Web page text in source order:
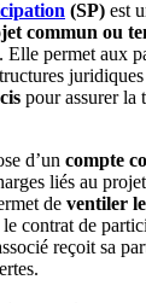
(SP) est
commun ou
Elle permet aux
pour assurer la
d’un compte
liés au
de ventiler
contrat de
reçoit sa